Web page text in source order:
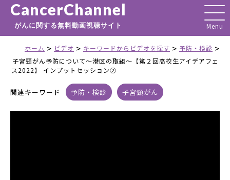
CancerChannel
がんに関する無料動画視聴サイト
ホーム > ビデオ > キーワードからビデオを探す > 予防・検診 >
子宮頸がん予防について～港区の取組～【第２回高校生アイデアフェ
ス2022】 インプットセッション②
関連キーワード 予防・検診 子宮頸がん